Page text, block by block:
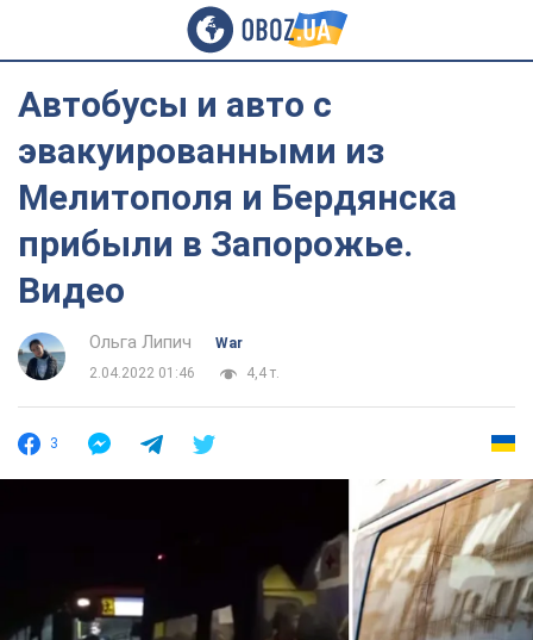
Автобусы и авто с
эвакуированными из
Мелитополя и Бердянска
прибыли в Запорожье.
Видео
Ольга Липич
War
2.04.2022 01:46
4,4 т.
3